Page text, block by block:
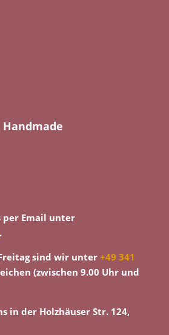
Handmade
per Email unter
.
sind wir unter +49 341
(zwischen 9.00 Uhr und
in der Holzhäuser Str. 124,